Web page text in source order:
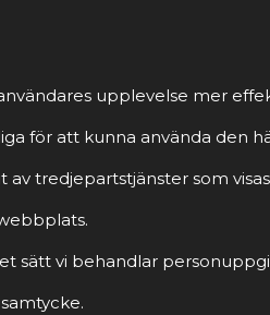
upplevelse mer
för att kunna använda den
tredjepartstjänster som
sätt vi behandlar